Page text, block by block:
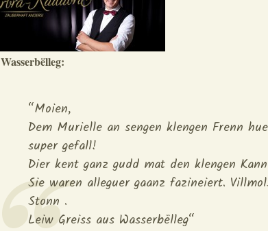
Wasserbëlleg:
“Moien,
Dem Murielle an sengen klengen Frenn
super gefall!
Dier kent ganz gudd mat den klengen
Sie waren alleguer gaanz fazineiert.
Stonn .
Leiw Greiss aus Wasserbëlleg“